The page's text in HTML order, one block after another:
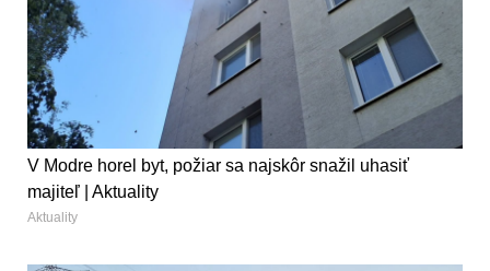
V Modre horel byt, požiar sa najskôr snažil uhasiť
majiteľ | Aktuality
Aktuality